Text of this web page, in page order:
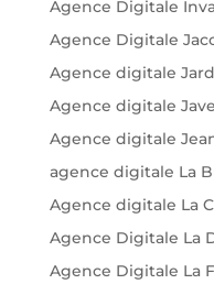
Agence Digitale
Agence Digitale
Agence digitale
Agence digitale
Agence digitale
agence digitale La
Agence digitale La
Agence Digitale La
Agence Digitale La